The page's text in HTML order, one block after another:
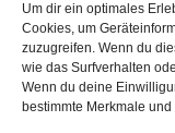
Um dir ein optimales
Cookies, um
zuzugreifen. Wenn du
wie das Surfverhalten
Wenn du deine
bestimmte Merkmale